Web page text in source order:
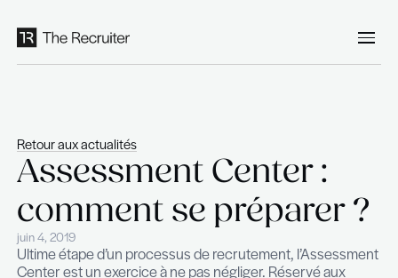
Retour aux actualités
Assessment Center
comment se